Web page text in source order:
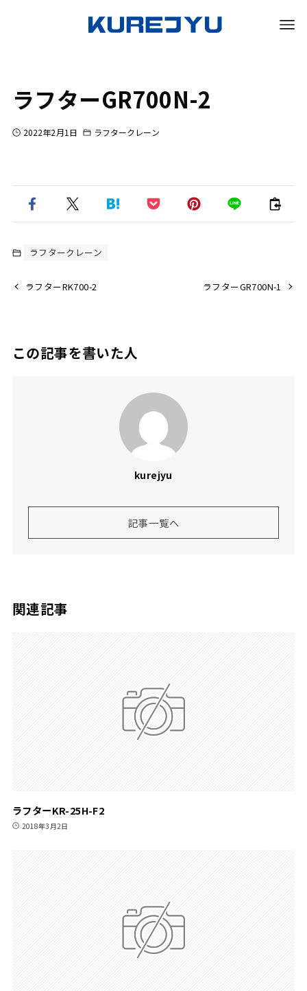
ラフターGR700N-2
2022年2月1日 ラフタークレーン
ラフタークレーン
ラフターRK700-2 ラフターGR700N-1
この記事を書いた人
kurejyu
記事一覧へ
関連記事
ラフターKR-25H-F2
2018年3月2日